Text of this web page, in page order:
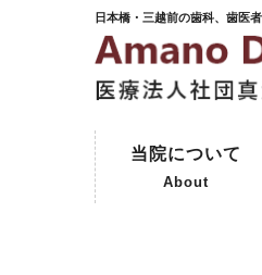
日本橋・三越前の歯科、歯医
当院について
About